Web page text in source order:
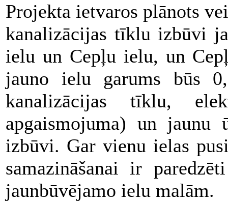
Projekta ietvaros plānots
kanalizācijas tīklu izbūvi
ielu un Cepļu ielu, un
jauno ielu garums būs
kanalizācijas tīklu,
apgaismojuma) un jaunu
izbūvi. Gar vienu ielas
samazināšanai ir
jaunbūvējamo ielu malām.